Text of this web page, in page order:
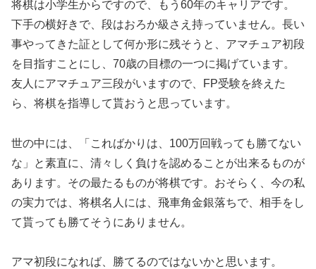
将棋は小学生からですので、もう60年のキャリアです。
下手の横好きで、段はおろか級さえ持っていません。長い
事やってきた証として何か形に残そうと、アマチュア初段
を目指すことにし、70歳の目標の一つに掲げています。
友人にアマチュア三段がいますので、FP受験を終えた
ら、将棋を指導して貰おうと思っています。
世の中には、「こればかりは、100万回戦っても勝てない
な」と素直に、清々しく負けを認めることが出来るものが
あります。その最たるものが将棋です。おそらく、今の私
の実力では、将棋名人には、飛車角金銀落ちで、相手をし
て貰っても勝てそうにありません。
アマ初段になれば、勝てるのではないかと思います。